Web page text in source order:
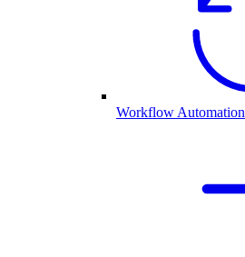
Workflow Automation